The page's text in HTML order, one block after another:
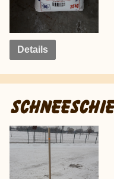
Details